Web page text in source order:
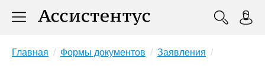
Главная Формы документов Заявления